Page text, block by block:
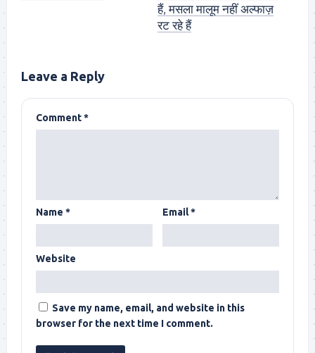
हैं, मसला मालूम नहीं अल्फाज़
रट रहे हैं
Leave a Reply
Comment*
Name * Email*
Website
Save my name, email, and website in this
browser for the next time I comment.